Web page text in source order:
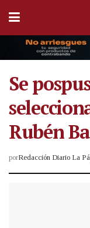
Se
Rubén
porRedacción Diario La